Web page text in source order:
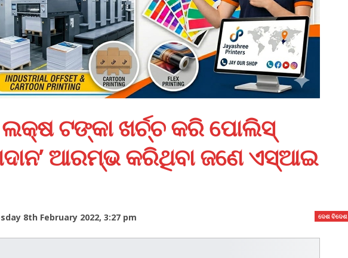
ଟଙ୍କା ଖର୍ଚ୍ଚ କରି ପୋଲିସ୍
ଆରମ୍ଭ କରିଥିବା ଜଣେ ଏସ୍‌ଆଇ
ଦେଶ ବିଦେଶ
8th February 2022, 3:27 pm